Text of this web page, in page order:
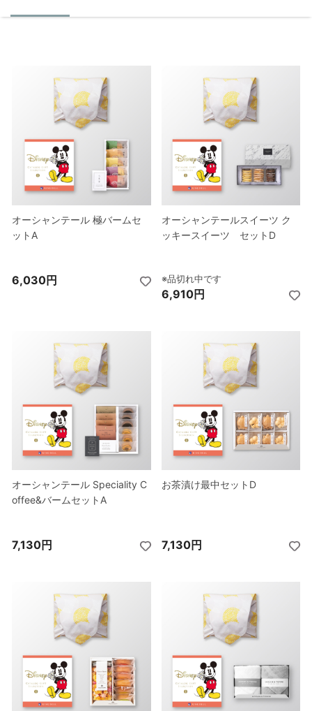
オーシャンテール 極バームセ
ットA
6,030円
オーシャンテールスイーツ ク
ッキースイーツ セットD
※品切れ中です
6,910円
オーシャンテール Speciality C
offee&バームセットA
7,130円
お茶漬け最中セットD
7,130円
オーシャンテール 極バームセ
ットA
7,130円
オーシャンテールスイーツ ク
ッキースイーツ セットD
※品切れ中です
8,010円
オーシャンテール Speciality C
offee&バームセットA
8,230円
お茶漬け最中セットD
8,230円
オーシャンテール 極バームセ
ットA
6,030円
オーシャンテールスイーツ ク
ッキースイーツ セットD
※品切れ中です
6,910円
オーシャンテール Speciality C
offee&バームセットA
7,130円
お茶漬け最中セットD
7,130円
オーシャンテール 極バームセ
ットA
7,130円
オーシャンテールスイーツ ク
ッキースイーツ セットD
※品切れ中です
8,010円
オーシャンテール Speciality C
offee&バームセットA
8,230円
お茶漬け最中セットD
8,230円